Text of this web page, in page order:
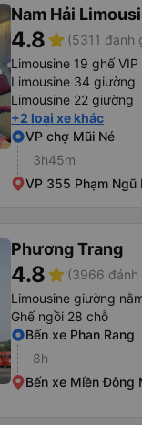
Nam Hải
4.8star (5311 đánh
Limousine 19 ghế
Limousine 34 giường
Limousine 22 giường
+2 loại xe khác
VP chợ Mũi Né
3h45m
VP 355 Phạm Ngũ
Phương Trang
4.8star (3966 đánh
Limousine giường
Ghế ngồi 28 chỗ
Bến xe Phan Rang
8h
Bến xe Miền Đông